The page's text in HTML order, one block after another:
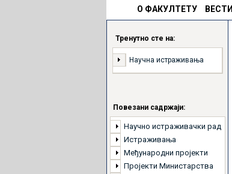
О ФАКУЛТЕТУ ВЕСТИ
Тренутно сте на:
Научна истраживања
Повезани садржаји:
Научно истраживачки рад
Истраживања
Међународни пројекти
Пројекти Министарства